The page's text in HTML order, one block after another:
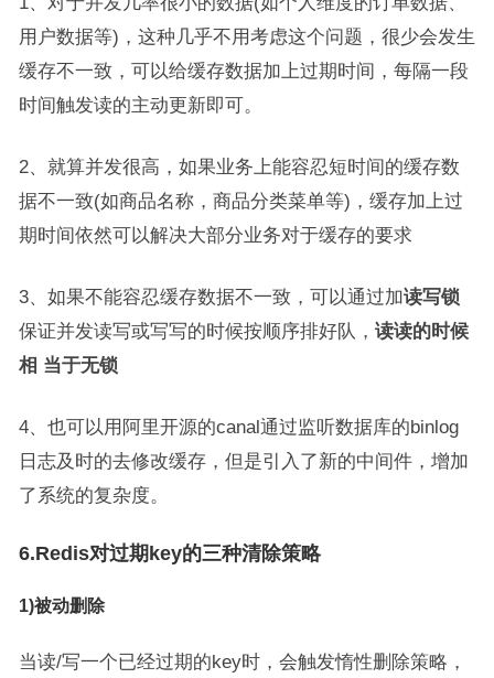
用户数据等)，这种几乎不用考虑这个问题，很少会发生
缓存不一致，可以给缓存数据加上过期时间，每隔一段
时间触发读的主动更新即可。
2、就算并发很高，如果业务上能容忍短时间的缓存数
据不一致(如商品名称，商品分类菜单等)，缓存加上过
期时间依然可以解决大部分业务对于缓存的要求
3、如果不能容忍缓存数据不一致，可以通过加读写锁
保证并发读写或写写的时候按顺序排好队， 读读的时候
相 当于无锁
4、也可以用阿里开源的canal通过监听数据库的binlog
日志及时的去修改缓存，但是引入了新的中间件，增加
了系统的复杂度。
6.Redis对过期key的三种清除策略
1)被动删除
当读/写一个已经过期的key时，会触发惰性删除策略，